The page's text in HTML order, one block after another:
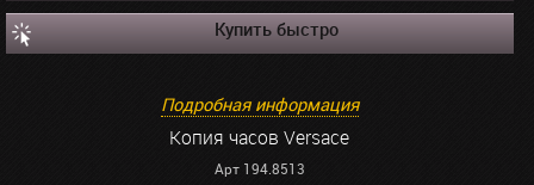
Купить быстро
Подробная информация
Копия часов Versace
Арт 194.8513